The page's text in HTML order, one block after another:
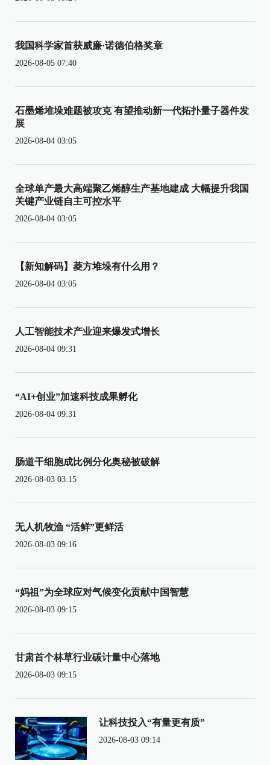
我国科学家首获威廉·诺德伯格奖章
2026-08-05 07:40
石墨烯堆垛难题被攻克 有望推动新一代拓扑量子器件发
展
2026-08-04 03:05
全球单产最大高端聚乙烯醇生产基地建成 大幅提升我国
关键产业链自主可控水平
2026-08-04 03:05
【新知解码】菱方堆垛有什么用？
2026-08-04 03:05
人工智能技术产业迎来爆发式增长
2026-08-04 09:31
“AI+创业”加速科技成果孵化
2026-08-04 09:31
肠道干细胞成比例分化奥秘被破解
2026-08-03 03:15
无人机牧渔 “活鲜”更鲜活
2026-08-03 09:16
“妈祖”为全球应对气候变化贡献中国智慧
2026-08-03 09:15
甘肃首个林草行业碳计量中心落地
2026-08-03 09:15
让科技投入“有量更有质”
2026-08-03 09:14